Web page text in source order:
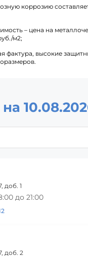
коррозию
– цена на
м2;
фактура, высокие
доб. 1
до 21:00
доб. 2